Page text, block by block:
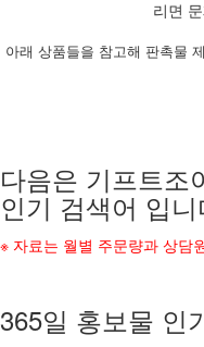
리면
아래 상품들을 참고해 판촉물
다음은 기프트조
인기 검색어 입니
※ 자료는 월별 주문량과 상담
365일 홍보물 인